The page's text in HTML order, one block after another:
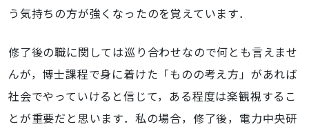
う気持ちの方が強くなったのを覚えています．
修了後の職に関しては巡り合わせなので何とも言えませ
んが，博士課程で身に着けた「ものの考え方」があれば
社会でやっていけると信じて，ある程度は楽観視するこ
とが重要だと思います．私の場合，修了後，電力中央研